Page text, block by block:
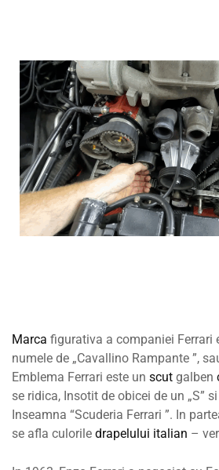
Marca figurativa a companiei Ferrari
numele de „Cavallino Rampante ”,
Emblema Ferrari este un scut galben
se ridica, Insotit de obicei de un „S” si
Inseamna “Scuderia Ferrari ”. In
se afla culorile drapelului italian –